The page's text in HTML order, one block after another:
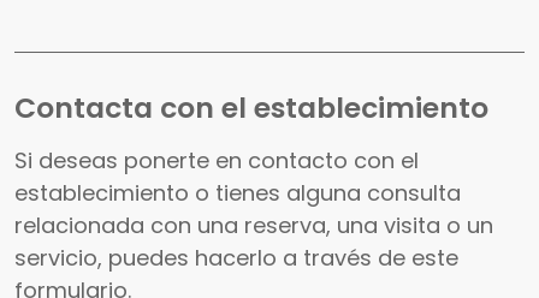
Contacta con el establecimiento
Si deseas ponerte en contacto con el
establecimiento o tienes alguna consulta
relacionada con una reserva, una visita o un
servicio, puedes hacerlo a través de este
formulario.